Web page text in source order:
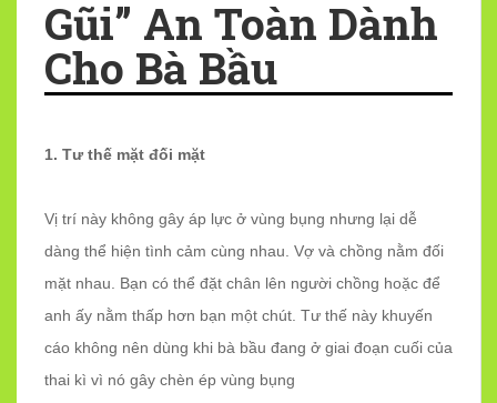
Gũi” An Toàn Dành
Cho Bà Bầu
1. Tư thế mặt đối mặt
Vị trí này không gây áp lực ở vùng bụng nhưng lại dễ
dàng thể hiện tình cảm cùng nhau. Vợ và chồng nằm đối
mặt nhau. Bạn có thể đặt chân lên người chồng hoặc để
anh ấy nằm thấp hơn bạn một chút. Tư thế này khuyến
cáo không nên dùng khi bà bầu đang ở giai đoạn cuối của
thai kì vì nó gây chèn ép vùng bụng